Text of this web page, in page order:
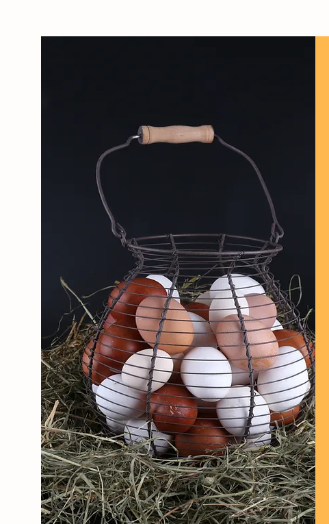
Eier in verschiedenen
Farben
braunschalige Eier